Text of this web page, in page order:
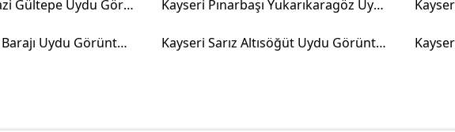
Kayseri Melikgazi Gültepe Uydu Görüntüsü Kayseri Pınarbaşı Yukarıkaragöz Uydu Görüntüsü
Kayseri Yamula Barajı Uydu Görüntüsü Kayseri Sarız Altısöğüt Uydu Görüntüsü